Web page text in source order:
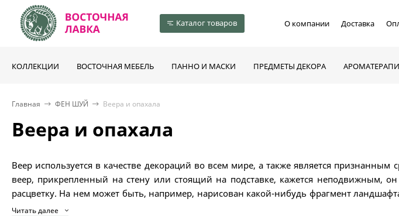
Каталог товаров О компании Доставка
КОЛЛЕКЦИИ ВОСТОЧНАЯ МЕБЕЛЬ ПАННО И МАСКИ ПРЕДМЕТЫ ДЕКОРА
Главная ФЕН ШУЙ Веера и опахала
Веера и опахала
Веер используется в качестве декораций во всем мире, а также является
веер, прикрепленный на стену или стоящий на подставке, кажется неподвижным,
расцветку. На нем может быть, например, нарисован какой-нибудь фрагмент
положения в обществе. Необходимые
Читать далее